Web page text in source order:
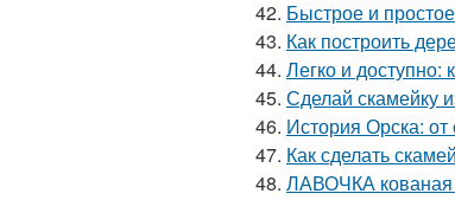
42. Быстрое и
43. Как построить
44. Легко и доступно:
45. Сделай скамейку
46. История Орска:
47. Как сделать
48. ЛАВОЧКА кованая